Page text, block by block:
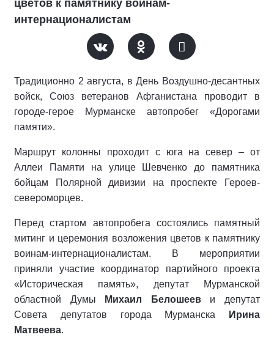
цветов к памятнику воинам-
интернационалистам
Традиционно 2 августа, в День Воздушно-десантных
войск, Союз ветеранов Афганистана проводит в
городе-герое Мурманске автопробег «Дорогами
памяти».
Маршрут колонны проходит с юга на север – от
Аллеи Памяти на улице Шевченко до памятника
бойцам Полярной дивизии на проспекте Героев-
североморцев.
Перед стартом автопробега состоялись памятный
митинг и церемония возложения цветов к памятнику
воинам-интернационалистам. В мероприятии
приняли участие координатор партийного проекта
«Историческая память», депутат Мурманской
областной Думы
Михаил Белошееви депутат
Совета депутатов города Мурманска
Ирина
Матвеева.